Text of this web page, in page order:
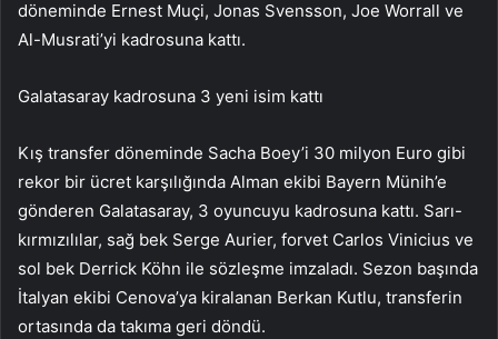
döneminde Ernest Muçi, Jonas Svensson, Joe Worrall ve
Al-Musrati’yi kadrosuna kattı.
Galatasaray kadrosuna 3 yeni isim kattı
Kış transfer döneminde Sacha Boey’i 30 milyon Euro gibi
rekor bir ücret karşılığında Alman ekibi Bayern Münih’e
gönderen Galatasaray, 3 oyuncuyu kadrosuna kattı. Sarı-
kırmızılılar, sağ bek Serge Aurier, forvet Carlos Vinicius ve
sol bek Derrick Köhn ile sözleşme imzaladı. Sezon başında
İtalyan ekibi Cenova’ya kiralanan Berkan Kutlu, transferin
ortasında da takıma geri döndü.